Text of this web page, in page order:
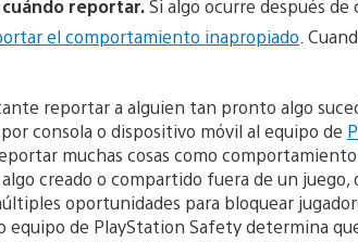
reportar.Si algo ocurre después
el comportamiento inapropiado .
reportar a alguien tan pronto algo
consola o dispositivo móvil al equipo de
muchas cosas como
creado o compartido fuera de un juego,
oportunidades para bloquear
equipo de PlayStation Safety determina